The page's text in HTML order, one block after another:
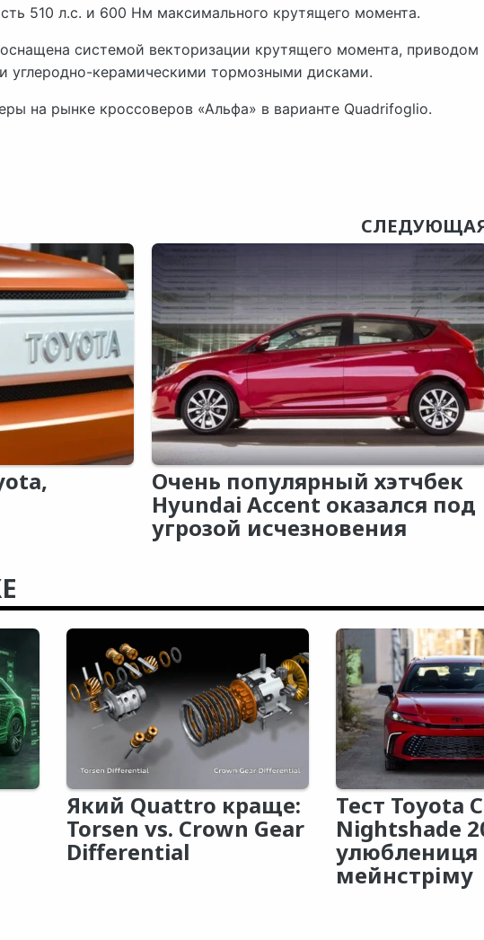
510 л.с. и 600 Нм максимального крутящего момента.
системой векторизации крутящего момента, приводом
углеродно-керамическими тормозными дисками.
на рынке кроссоверов «Альфа» в варианте Quadrifoglio.
Очень популярный хэтчбек
Hyundai Accent оказался под
угрозой исчезновения
Який Quattro краще:
Torsen vs. Crown Gear
Differential
Тест Toyota
Nightshade
улюблениця
мейнстріму